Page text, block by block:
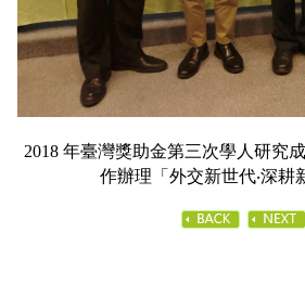
2018 年臺灣獎助金第三次學人研究
作辦理「外交新世代‧深耕